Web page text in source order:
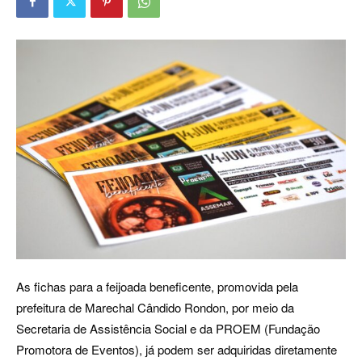
As fichas para a feijoada beneficente, promovida pela
prefeitura de Marechal Cândido Rondon, por meio da
Secretaria de Assistência Social e da PROEM (Fundação
Promotora de Eventos), já podem ser adquiridas diretamente